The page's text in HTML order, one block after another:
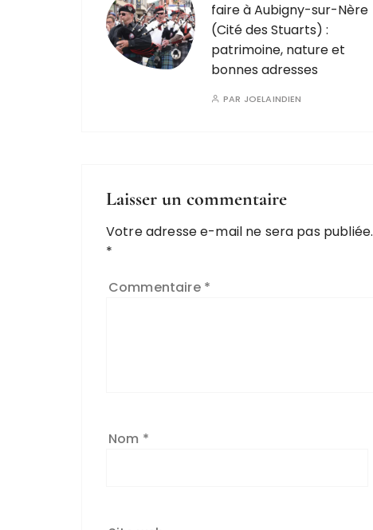
faire à Aubigny-sur-Nère
(Cité des Stuarts) :
patrimoine, nature et
bonnes adresses
PAR JOELAINDIEN
Laisser un commentaire
Votre adresse e-mail ne sera pas publiée.
*
Commentaire *
Nom *